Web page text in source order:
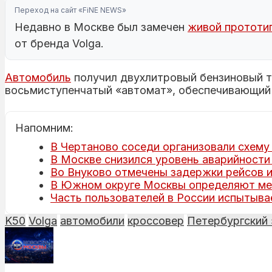
Переход на сайт «FiNE NEWS»
Недавно в Москве был замечен живой
от бренда Volga.
Автомобиль получил двухлитровый
восьмиступенчатый «автомат»,
Напомним:
В Чертаново соседи организовали
В Москве снизился уровень
Во Внуково отмечены задержки рейсов
В Южном округе Москвы определяют
Часть пользователей в России
K50 Volga автомобили кроссовер